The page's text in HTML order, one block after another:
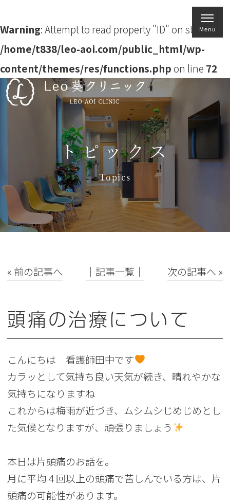
Warning: Attempt to read property "ID" on string in
/home/t838/leo-aoi.com/public_html/wp-
content/themes/res/functions.phpon line 72
トピックス
Topics
« 前の記事へ │記事一覧│ 次の記事へ »
頭痛の治療について
こんにちは 看護師田中です
カラッとして気持ち良い天気が続き、晴れやかな
気持ちになりますね
これからは梅雨が近づき、ムシムシじめじめとし
た気候となりますが、頑張りましょう
本日は片頭痛のお話を。
月に平均４回以上の頭痛で苦しんでいる方は、片
頭痛の可能性があります。